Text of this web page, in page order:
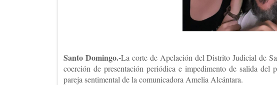
Santo Domingo.-La corte de Apelación del Distrito Judicial de
coerción de presentación periódica e impedimento de salida del
pareja sentimental de la comunicadora Amelia Alcántara.